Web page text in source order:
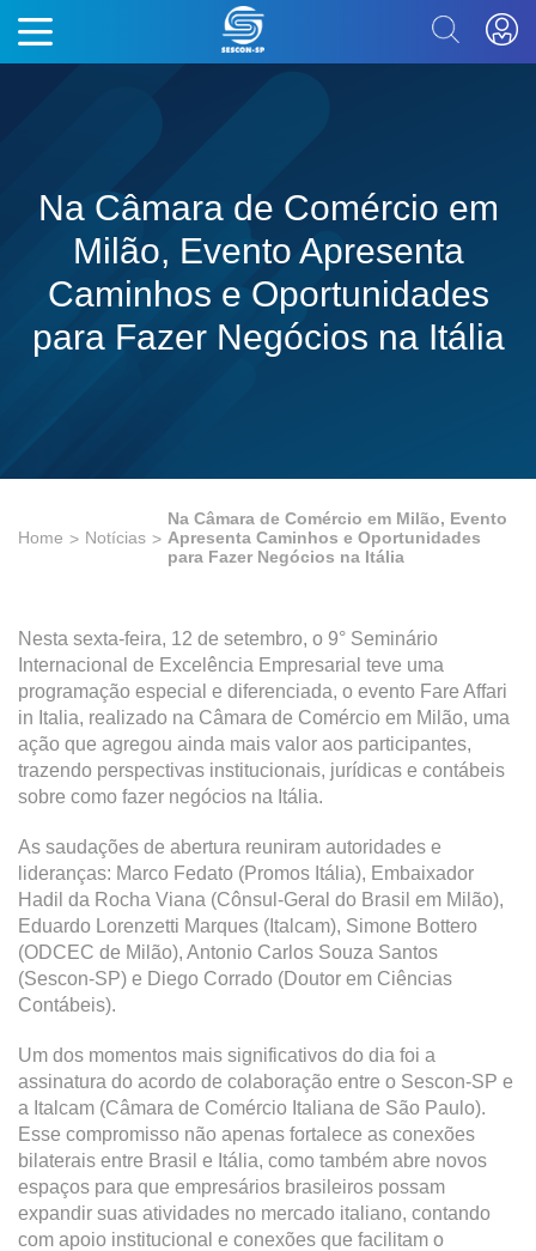
Na Câmara de Comércio em
Milão, Evento Apresenta
Caminhos e Oportunidades
para Fazer Negócios na Itália
Home Notícias
Na Câmara de Comércio em Milão, Evento
Apresenta Caminhos e Oportunidades
para Fazer Negócios na Itália
Nesta sexta-feira, 12 de setembro, o 9° Seminário
Internacional de Excelência Empresarial teve uma
programação especial e diferenciada, o evento Fare Affari
in Italia, realizado na Câmara de Comércio em Milão, uma
ação que agregou ainda mais valor aos participantes,
trazendo perspectivas institucionais, jurídicas e contábeis
sobre como fazer negócios na Itália.
As saudações de abertura reuniram autoridades e
lideranças: Marco Fedato (Promos Itália), Embaixador
Hadil da Rocha Viana (Cônsul-Geral do Brasil em Milão),
Eduardo Lorenzetti Marques (Italcam), Simone Bottero
(ODCEC de Milão), Antonio Carlos Souza Santos
(Sescon-SP) e Diego Corrado (Doutor em Ciências
Contábeis).
Um dos momentos mais significativos do dia foi a
assinatura do acordo de colaboração entre o Sescon-SP e
a Italcam (Câmara de Comércio Italiana de São Paulo).
Esse compromisso não apenas fortalece as conexões
bilaterais entre Brasil e Itália, como também abre novos
espaços para que empresários brasileiros possam
expandir suas atividades no mercado italiano, contando
com apoio institucional e conexões que facilitam o